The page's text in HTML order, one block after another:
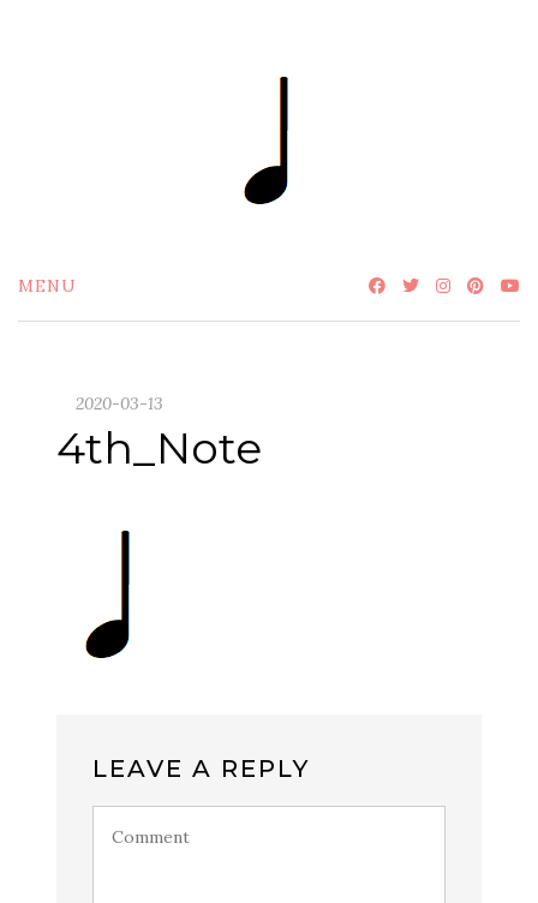
MENU
2020-03-13
4th_Note
LEAVE A REPLY